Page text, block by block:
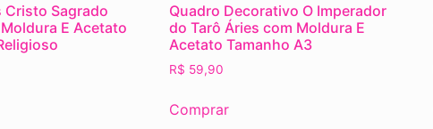
Cristo Sagrado
E Acetato
Quadro Decorativo O Imperador
do Tarô Áries com Moldura E
Acetato Tamanho A3
R$ 59,90
Comprar